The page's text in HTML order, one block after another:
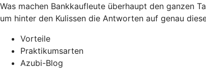
Was machen Bankkaufleute überhaupt den ganzen
um hinter den Kulissen die Antworten auf genau
Vorteile
Praktikumsarten
Azubi-Blog